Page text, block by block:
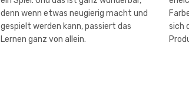
denn wenn etwas neugierig macht und
gespielt werden kann, passiert das
Lernen ganz von allein.
sich